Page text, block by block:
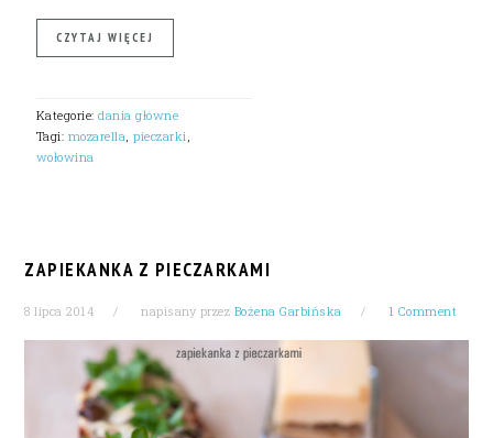
CZYTAJ WIĘCEJ
Kategorie:dania główne
Tagi: mozarella ,pieczarki
wołowina
ZAPIEKANKA Z PIECZARKAMI
8 lipca 2014 napisany przez Bożena Garbińska 1 Comment